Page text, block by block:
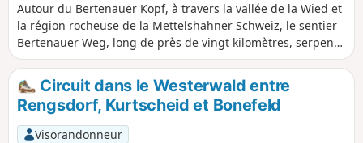
Autour du Bertenauer Kopf, à travers la vallée de la Wied et
la région rocheuse de la Mettelshahner Schweiz, le sentier
Bertenauer Weg, long de près de vingt kilomètres, serpente
à travers le parc naturel Rhin-Westerwald. L'itinéraire longe
plusieurs fois de petits cours d'eau et descend dans des
vallées encaissées. Un petit détour par la route principale
vers le monastère d'Ehrenstein et les ruines du château du
même nom vaut le détour.
Circuit dans le Westerwald entre
Rengsdorf, Kurtscheid et Bonefeld
Visorandonneur